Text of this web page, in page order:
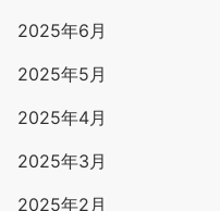
2025年6月
2025年5月
2025年4月
2025年3月
2025年2月